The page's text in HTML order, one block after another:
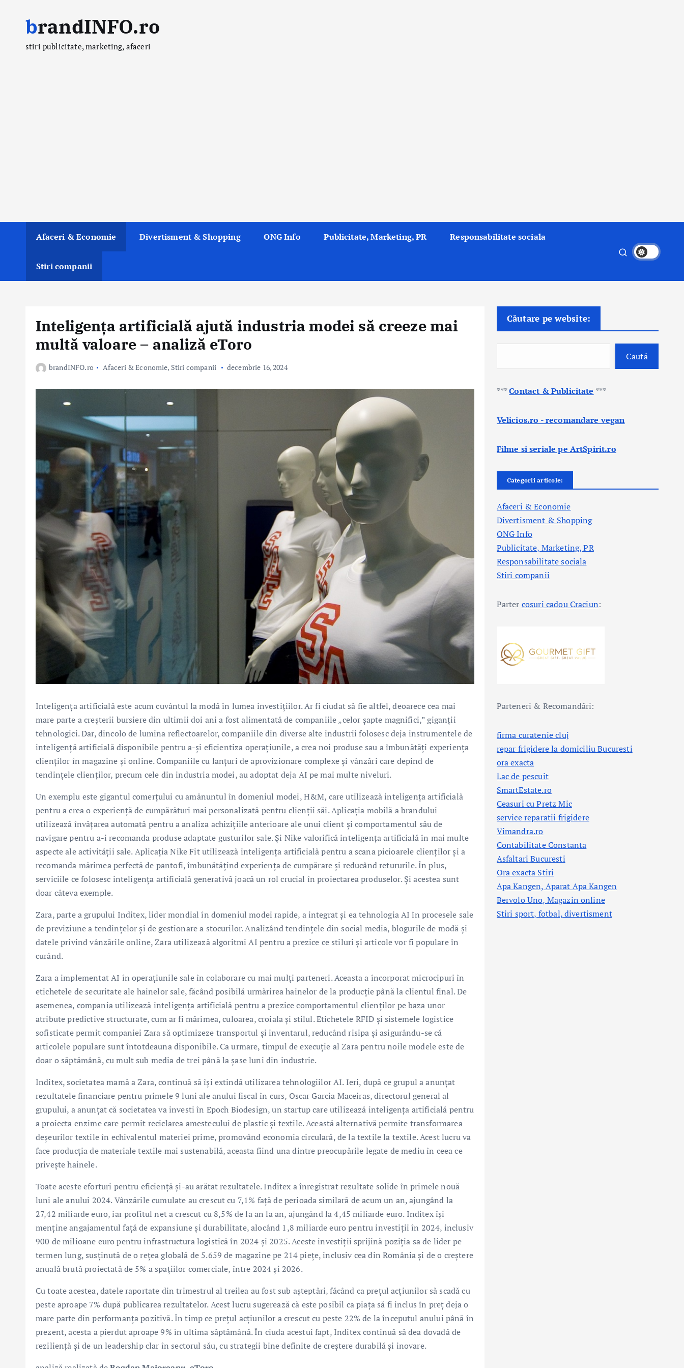
brandINFO.ro
stiri publicitate, marketing, afaceri
Afaceri & Economie Divertisment & Shopping ONG Info Publicitate, Marketing, PR Responsabilitate sociala
Stiri companii
Inteligența artificială ajută industria modei să creeze mai
multă valoare – analiză eToro
brandINFO.ro Afaceri & Economie, Stiri companii decembrie 16, 2024
Inteligența artificială este acum cuvântul la modă în lumea investițiilor. Ar fi ciudat să fie altfel, deoarece cea mai
mare parte a creșterii bursiere din ultimii doi ani a fost alimentată de companiile „celor șapte magnifici,” giganții
tehnologici. Dar, dincolo de lumina reflectoarelor, companiile din diverse alte industrii folosesc deja instrumentele de
inteligență artificială disponibile pentru a-și eficientiza operațiunile, a crea noi produse sau a îmbunătăți experiența
clienților în magazine și online. Companiile cu lanțuri de aprovizionare complexe și vânzări care depind de
tendințele clienților, precum cele din industria modei, au adoptat deja AI pe mai multe niveluri.
Un exemplu este gigantul comerțului cu amănuntul în domeniul modei, H&M, care utilizează inteligența artificială
pentru a crea o experiență de cumpărături mai personalizată pentru clienții săi. Aplicația mobilă a brandului
utilizează învățarea automată pentru a analiza achizițiile anterioare ale unui client și comportamentul său de
navigare pentru a-i recomanda produse adaptate gusturilor sale. Și Nike valorifică inteligența artificială în mai multe
aspecte ale activității sale. Aplicația Nike Fit utilizează inteligența artificială pentru a scana picioarele clienților și a
recomanda mărimea perfectă de pantofi, îmbunătățind experiența de cumpărare și reducând retururile. În plus,
serviciile ce folosesc inteligența artificială generativă joacă un rol crucial în proiectarea produselor. Și acestea sunt
doar câteva exemple.
Zara, parte a grupului Inditex, lider mondial în domeniul modei rapide, a integrat și ea tehnologia AI în procesele sale
de previziune a tendințelor și de gestionare a stocurilor. Analizând tendințele din social media, blogurile de modă și
datele privind vânzările online, Zara utilizează algoritmi AI pentru a prezice ce stiluri și articole vor fi populare în
curând.
Zara a implementat AI în operațiunile sale în colaborare cu mai mulți parteneri. Aceasta a încorporat microcipuri în
etichetele de securitate ale hainelor sale, făcând posibilă urmărirea hainelor de la producție până la clientul final. De
asemenea, compania utilizează inteligența artificială pentru a prezice comportamentul clienților pe baza unor
atribute predictive structurate, cum ar fi mărimea, culoarea, croiala și stilul. Etichetele RFID și sistemele logistice
sofisticate permit companiei Zara să optimizeze transportul și inventarul, reducând risipa și asigurându-se că
articolele populare sunt întotdeauna disponibile. Ca urmare, timpul de execuție al Zara pentru noile modele este de
doar o săptămână, cu mult sub media de trei până la șase luni din industrie.
Inditex, societatea mamă a Zara, continuă să își extindă utilizarea tehnologiilor AI. Ieri, după ce grupul a anunțat
rezultatele financiare pentru primele 9 luni ale anului fiscal în curs, Oscar Garcia Maceiras, directorul general al
grupului, a anunțat că societatea va investi în Epoch Biodesign, un startup care utilizează inteligența artificială pentru
a proiecta enzime care permit reciclarea amestecului de plastic și textile. Această alternativă permite transformarea
deșeurilor textile în echivalentul materiei prime, promovând economia circulară, de la textile la textile. Acest lucru va
face producția de materiale textile mai sustenabilă, aceasta fiind una dintre preocupările legate de mediu în ceea ce
privește hainele.
Toate aceste eforturi pentru eficiență și-au arătat rezultatele. Inditex a înregistrat rezultate solide în primele nouă
luni ale anului 2024. Vânzările cumulate au crescut cu 7,1% față de perioada similară de acum un an, ajungând la
27,42 miliarde euro, iar profitul net a crescut cu 8,5% de la an la an, ajungând la 4,45 miliarde euro. Inditex își
menține angajamentul față de expansiune și durabilitate, alocând 1,8 miliarde euro pentru investiții în 2024, inclusiv
900 de milioane euro pentru infrastructura logistică în 2024 și 2025. Aceste investiții sprijină poziția sa de lider pe
termen lung, susținută de o rețea globală de 5.659 de magazine pe 214 piețe, inclusiv cea din România și de o creștere
anuală brută proiectată de 5% a spațiilor comerciale, între 2024 și 2026.
Cu toate acestea, datele raportate din trimestrul al treilea au fost sub așteptări, făcând ca prețul acțiunilor să scadă cu
peste aproape 7% după publicarea rezultatelor. Acest lucru sugerează că este posibil ca piața să fi inclus în preț deja o
mare parte din performanța pozitivă. În timp ce prețul acțiunilor a crescut cu peste 22% de la începutul anului până în
prezent, acesta a pierdut aproape 9% în ultima săptămână. În ciuda acestui fapt, Inditex continuă să dea dovadă de
reziliență și de un leadership clar în sectorul său, cu strategii bine definite de creștere durabilă și inovare.
Căutare pe website:
Caută
***Contact & Publicitate ***
Velicios.ro - recomandare vegan
Filme si seriale pe ArtSpirit.ro
Categorii articole:
Afaceri & Economie
Divertisment & Shopping
ONG Info
Publicitate, Marketing, PR
Responsabilitate sociala
Stiri companii
Parter cosuri cadou Craciun:
Parteneri & Recomandări:
firma curatenie cluj
repar frigidere la domiciliu Bucuresti
ora exacta
Lac de pescuit
SmartEstate.ro
Ceasuri cu Pretz Mic
service reparatii frigidere
Vimandra.ro
Contabilitate Constanta
Asfaltari Bucuresti
Ora exacta Stiri
Apa Kangen, Aparat Apa Kangen
Bervolo Uno, Magazin online
Stiri sport, fotbal,divertisment